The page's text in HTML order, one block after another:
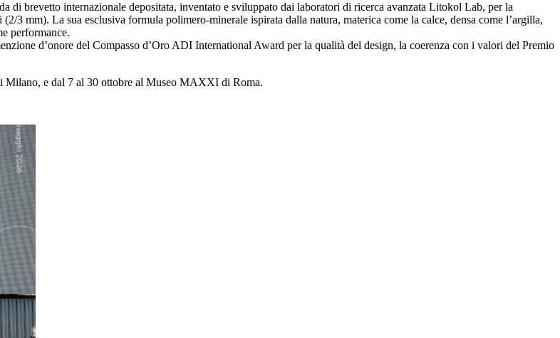
di brevetto internazionale depositata, inventato e sviluppato dai laboratori di ricerca avanzata Litokol Lab, per la
3 mm). La sua esclusiva formula polimero-minerale ispirata dalla natura, materica come la calce, densa come l’argilla,
performance.
d’onore del Compasso d’Oro ADI International Award per la qualità del design, la coerenza con i valori del Premio
e dal 7 al 30 ottobre al Museo MAXXI di Roma.